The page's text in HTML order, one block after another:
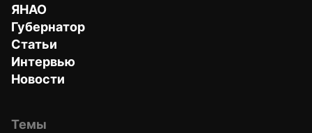
ЯНАО
Губернатор
Статьи
Интервью
Новости
Темы